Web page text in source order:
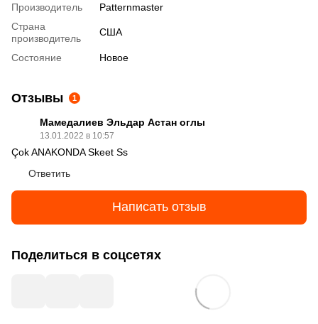
Производитель
Patternmaster
Страна
производитель
США
Состояние Новое
Отзывы 1
Мамедалиев Эльдар Астан оглы
13.01.2022 в 10:57
Çok ANAKONDA Skeet Ss
Ответить
Написать отзыв
Поделиться в соцсетях